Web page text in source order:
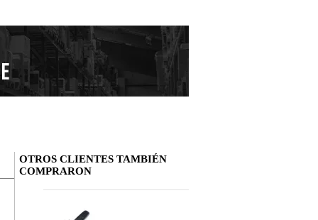
Deja tu opinión
OTROS CLIENTES TAMBIÉN
COMPRARON